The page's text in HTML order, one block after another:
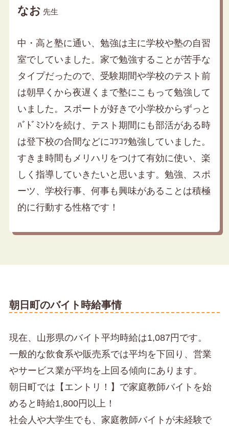
なお 先生
中・高と塾に通い、勉強は主に学校や塾の自習
室でしていました。家で勉強することが苦手な
タイプだったので、受験期間や学校のテスト前
は朝早くから夜遅くまで塾にこもって勉強して
いました。スポートが好きで小学校からずっと
ﾊﾞﾄﾞﾐﾝﾄﾝを続け、テスト期間にも部活がある時
は登下校の合間などにｺﾂｺﾂ勉強していました。
すきま時間もメリハリをつけて有効に使い、楽
しく指導していきたいと思います。勉強、スポ
ーツ、学校行事、何事も興味があることは積極
的に行動する性格です！
朝日町のバイト時給事情
現在、山形県のバイト平均時給は1,087円です。
一般的な飲食系や販売系では平均を下回り、営業
やサービス業が平均を上回る傾向にあります。
朝日町では【エントリ！】で家庭教師バイトを始
めると時給1,800円以上！
社会人や大学生でも、家庭教師バイトが未経験で